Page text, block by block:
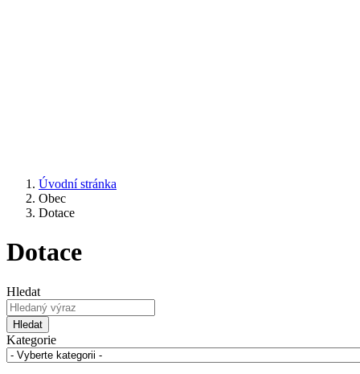
Úvodní stránka
Obec
Dotace
Dotace
Hledat
Hledat
Kategorie